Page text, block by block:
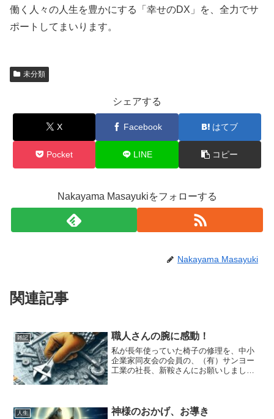
働く人々の人生を豊かにする「幸せのDX」を、全力でサ
ポートしてまいります。
未分類
シェアする
X Facebook はてブ
Pocket LINE コピー
Nakayama Masayukiをフォローする
Nakayama Masayuki
関連記事
雑記 職人さんの腕に感動！
私が長年使っていた椅子の修理を、中小
企業家同友会の会員の、（有）サンヨー
工業の社長、新鞍さんにお願いしまし
人生 神様のおかげ、お導き